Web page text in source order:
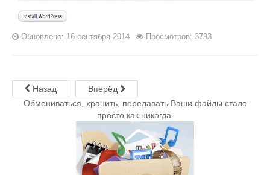
Обновлено: 16 сентября 2014 Просмотров: 3793
Назад
Вперёд
Обмениваться, хранить, передавать Ваши файлы стало
просто как никогда.